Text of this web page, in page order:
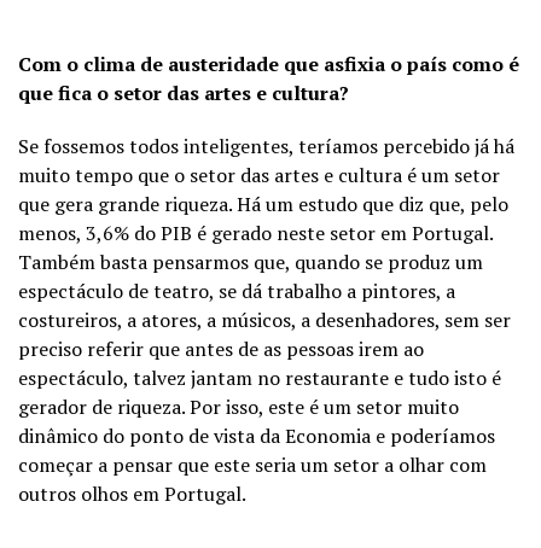
Com o clima de austeridade que asfixia o país como é
que fica o setor das artes e cultura?
Se fossemos todos inteligentes, teríamos percebido já há
muito tempo que o setor das artes e cultura é um setor
que gera grande riqueza. Há um estudo que diz que, pelo
menos, 3,6% do PIB é gerado neste setor em Portugal.
Também basta pensarmos que, quando se produz um
espectáculo de teatro, se dá trabalho a pintores, a
costureiros, a atores, a músicos, a desenhadores, sem ser
preciso referir que antes de as pessoas irem ao
espectáculo, talvez jantam no restaurante e tudo isto é
gerador de riqueza. Por isso, este é um setor muito
dinâmico do ponto de vista da Economia e poderíamos
começar a pensar que este seria um setor a olhar com
outros olhos em Portugal.